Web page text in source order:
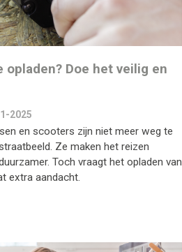
opladen? Doe het veilig en
2025
en scooters zijn niet meer weg te
Ze maken het reizen
Toch vraagt het opladen van
extra aandacht.